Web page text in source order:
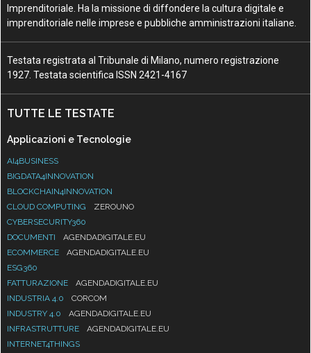
Imprenditoriale. Ha la missione di diffondere la cultura digitale e
imprenditoriale nelle imprese e pubbliche amministrazioni italiane.
Testata registrata al Tribunale di Milano, numero registrazione
1927. Testata scientifica ISSN 2421-4167
TUTTE LE TESTATE
Applicazioni e Tecnologie
AI4BUSINESS
BIGDATA4INNOVATION
BLOCKCHAIN4INNOVATION
CLOUD COMPUTING
ZEROUNO
CYBERSECURITY360
DOCUMENTI
AGENDADIGITALE.EU
ECOMMERCE
AGENDADIGITALE.EU
ESG360
FATTURAZIONE
AGENDADIGITALE.EU
INDUSTRIA 4.0
CORCOM
INDUSTRY 4.0
AGENDADIGITALE.EU
INFRASTRUTTURE
AGENDADIGITALE.EU
INTERNET4THINGS